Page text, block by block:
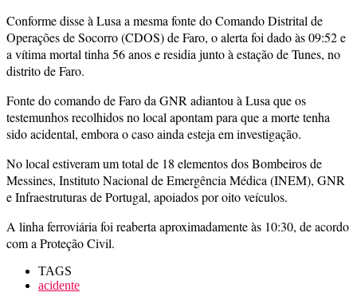
Conforme disse à Lusa a mesma fonte do Comando Distrital de
Operações de Socorro (CDOS) de Faro, o alerta foi dado às 09:52 e
a vítima mortal tinha 56 anos e residia junto à estação de Tunes, no
distrito de Faro.
Fonte do comando de Faro da GNR adiantou à Lusa que os
testemunhos recolhidos no local apontam para que a morte tenha
sido acidental, embora o caso ainda esteja em investigação.
No local estiveram um total de 18 elementos dos Bombeiros de
Messines, Instituto Nacional de Emergência Médica (INEM), GNR
e Infraestruturas de Portugal, apoiados por oito veículos.
A linha ferroviária foi reaberta aproximadamente às 10:30, de acordo
com a Proteção Civil.
TAGS
acidente